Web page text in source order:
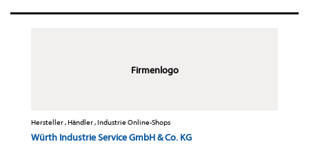
Firmenlogo
Hersteller , Händler , Industrie Online-Shops
Würth Industrie Service GmbH & Co. KG